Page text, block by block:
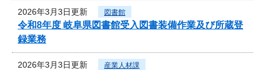
2026年3月3日更新 図書館
令和8年度 岐阜県図書館受入図書装備作業及び所蔵登
録業務
2026年3月3日更新 産業人材課